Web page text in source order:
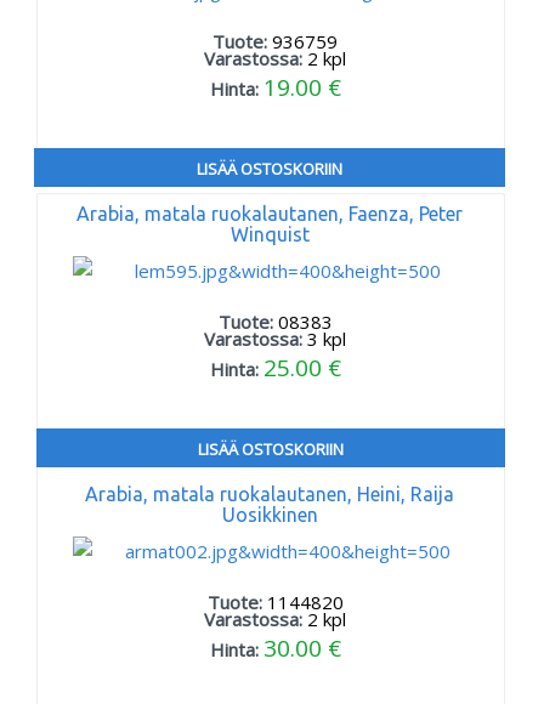
Tuote:936759
Varastossa: 2 kpl
Hinta: 19.00 €
LISÄÄ OSTOSKORIIN
Arabia, matala ruokalautanen, Faenza, Peter
Winquist
Tuote: 08383
Varastossa:3 kpl
Hinta: 25.00 €
LISÄÄ OSTOSKORIIN
Arabia, matala ruokalautanen, Heini, Raija
Uosikkinen
Tuote: 1144820
Varastossa: 2 kpl
Hinta: 30.00 €